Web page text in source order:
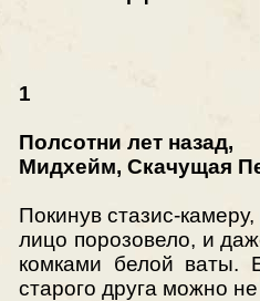
1
Полсотни лет назад,
Мидхейм, Скачущая
Покинув стазис-
лицо порозовело, и
комками белой ваты.
старого друга можно